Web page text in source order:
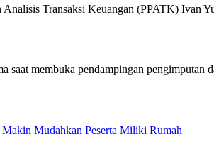
Transaksi Keuangan (PPATK) Ivan
Mudahkan Peserta Miliki Rumah